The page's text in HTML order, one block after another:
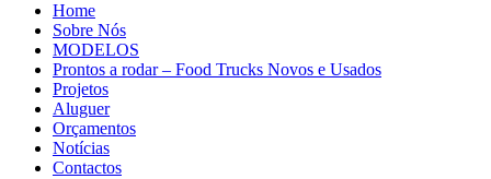
Home
Sobre Nós
MODELOS
Prontos a rodar – Food Trucks Novos e Usados
Projetos
Aluguer
Orçamentos
Notícias
Contactos